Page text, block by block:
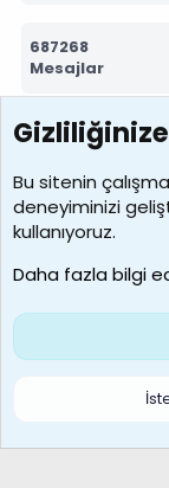
687268
Mesajlar
7388
Kullanıcılar
borabekirogluu
Son üye
Çerezler
Bu sitenin
deneyiminizi
kullanıyoruz.
Daha fazla bilgi